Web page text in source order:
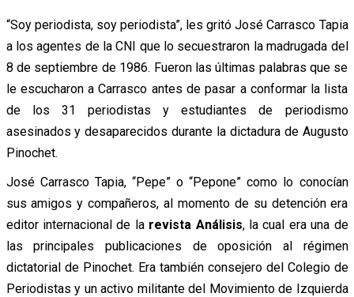
“Soy periodista, soy periodista”, les gritó José Carrasco Tapia
a los agentes de la CNI que lo secuestraron la madrugada del
8 de septiembre de 1986. Fueron las últimas palabras que se
le escucharon a Carrasco antes de pasar a conformar la lista
de los 31 periodistas y estudiantes de periodismo
asesinados y desaparecidos durante la dictadura de Augusto
Pinochet.
José Carrasco Tapia, “Pepe” o “Pepone” como lo conocían
sus amigos y compañeros, al momento de su detención era
editor internacional de larevista Análisis, la cual era una de
las principales publicaciones de oposición al régimen
dictatorial de Pinochet. Era también consejero del Colegio de
Periodistas y un activo militante del Movimiento de Izquierda